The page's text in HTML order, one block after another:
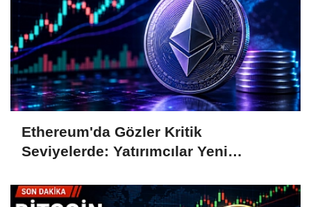
Ethereum'da Gözler Kritik
Seviyelerde: Yatırımcılar Yeni